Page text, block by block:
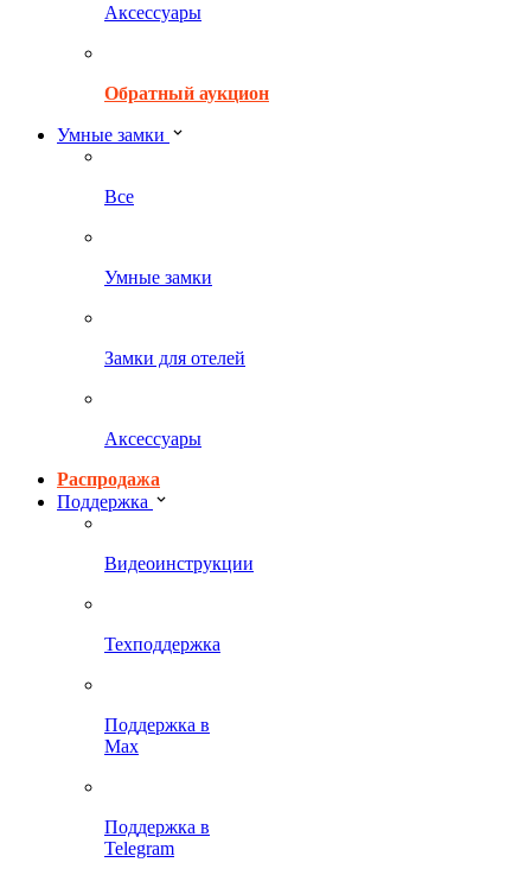
Аксессуары
Обратный аукцион
Умные замки
Все
Умные замки
Замки для отелей
Аксессуары
Распродажа
Поддержка
Видеоинструкции
Техподдержка
Поддержка в
Max
Поддержка в
Telegram